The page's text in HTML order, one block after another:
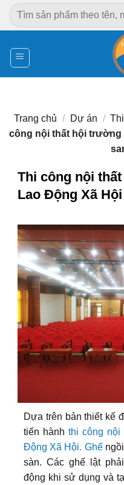
Chuyển
đến
dung
Tìm
kiếm:
Trang chủ / Dự án /
công nội thất hội trường
Thi công nội
Lao Động Xã
Dựa trên bản thiết kế
tiến hành thi công
Động Xã Hội. Ghếngồi
sàn. Các ghế lật
động khi sử dụng và